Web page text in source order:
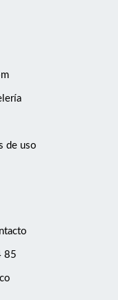
de uso
85